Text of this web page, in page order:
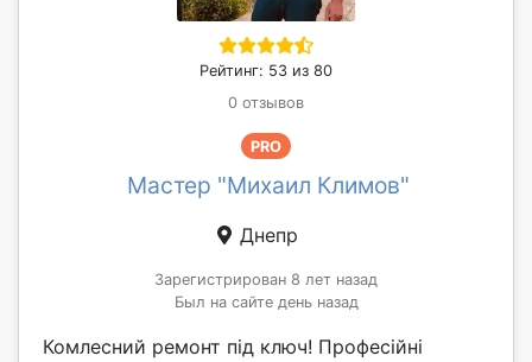
Рейтинг: 53 из 80
0 отзывов
PRO
Мастер "Михаил Климов"
Днепр
Зарегистрирован 8 лет назад
Был на сайте день назад
Комлесний ремонт під ключ! Професійні